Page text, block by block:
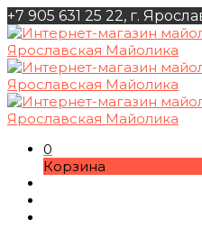
+7 905 631 25 22, г.
0
Корзина